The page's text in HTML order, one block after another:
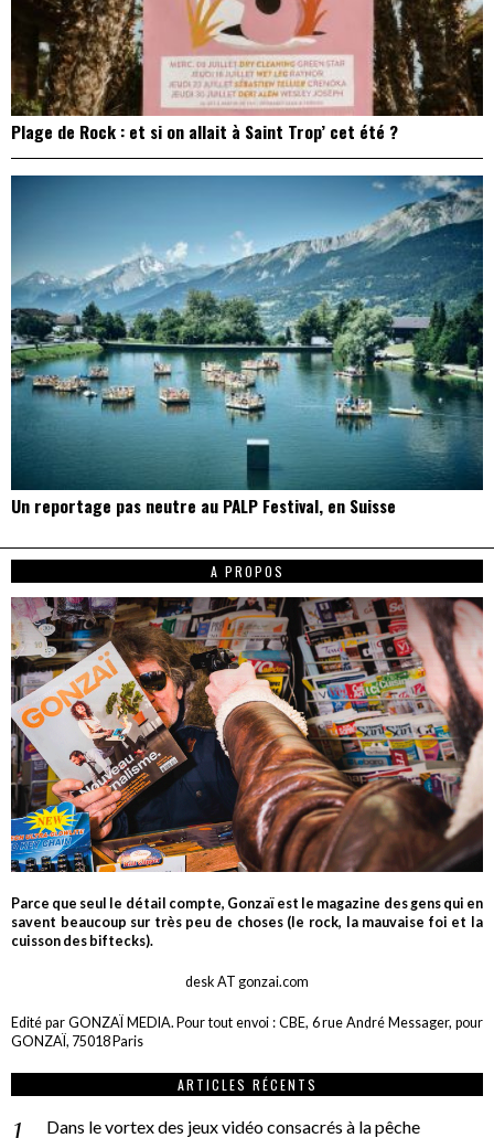
Plage de Rock : et si on allait à Saint Trop’ cet été ?
Un reportage pas neutre au PALP Festival, en Suisse
A PROPOS
Parce que seul le détail compte, Gonzaï est le magazine des gens qui en
savent beaucoup sur très peu de choses (le rock, la mauvaise foi et la
cuisson des biftecks).
desk AT gonzai.com
Edité par GONZAÏ MEDIA. Pour tout envoi : CBE, 6 rue André Messager, pour
GONZAÏ, 75018 Paris
ARTICLES RÉCENTS
Dans le vortex des jeux vidéo consacrés à la pêche